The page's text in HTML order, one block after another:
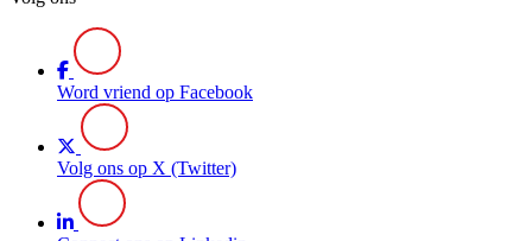
Word vriend op Facebook
Volg ons op X (Twitter)